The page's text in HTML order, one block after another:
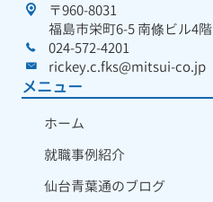
〒960-8031
福島市栄町6-5 南條ビル4階
024-572-4201
rickey.c.fks@mitsui-co.jp
メニュー
ホーム
就職事例紹介
仙台青葉通のブログ